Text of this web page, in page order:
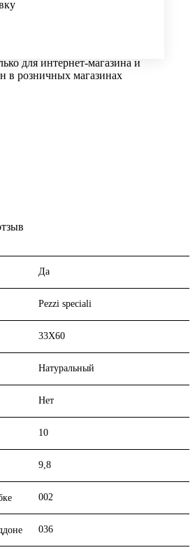
для интернет-магазина и
в розничных магазинах
Да
Pezzi speciali
33X60
Натуральный
Нет
10
9,8
002
036